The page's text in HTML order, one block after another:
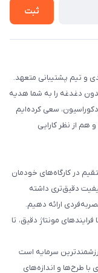
ثبت
و تیم پشتیبانی متعهد.
دغدغه را به شما هدیه
سعی کرده‌ایم
هم از نظر کارایی
در کارگاه‌های خودمان
دقیق‌تری داشته
ارائه دهیم.
مونتاژ دقیق، تا
سرمایه است
با طرح‌ها و اندازه‌های